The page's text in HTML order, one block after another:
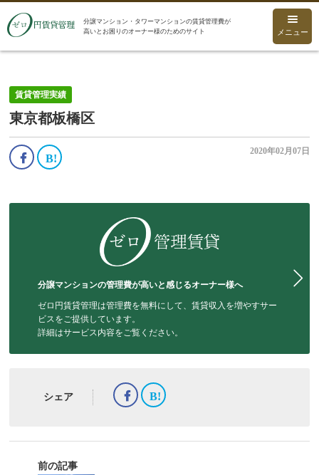
メニュー
分譲マンション・タワーマンションの賃貸管理費が
高いとお困りのオーナー様のためのサイト
賃貸管理実績
東京都板橋区
2020年02月07日
分譲マンションの管理費が高いと感じるオーナー様へ
ゼロ円賃貸管理は管理費を無料にして、賃貸収入を増やすサー
ビスをご提供しています。
詳細はサービス内容をご覧ください。
シェア
前の記事